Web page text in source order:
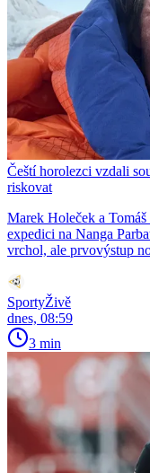
Čeští horolezci vzdali
riskovat
Marek Holeček a
expedici na Nanga
vrchol, ale prvovýstup
SportyŽivě
dnes, 08:59
3 min